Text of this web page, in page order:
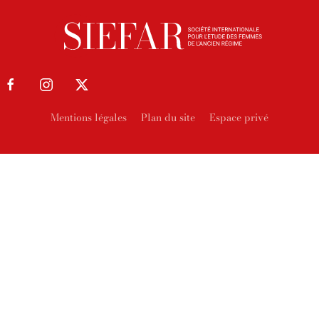
Mentions légales Plan du site Espace privé